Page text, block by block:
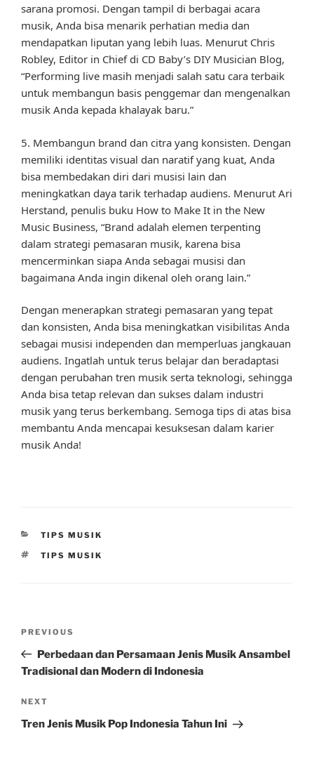
sarana promosi. Dengan tampil di berbagai acara
musik, Anda bisa menarik perhatian media dan
mendapatkan liputan yang lebih luas. Menurut Chris
Robley, Editor in Chief di CD Baby’s DIY Musician Blog,
“Performing live masih menjadi salah satu cara terbaik
untuk membangun basis penggemar dan mengenalkan
musik Anda kepada khalayak baru.”
5. Membangun brand dan citra yang konsisten. Dengan
memiliki identitas visual dan naratif yang kuat, Anda
bisa membedakan diri dari musisi lain dan
meningkatkan daya tarik terhadap audiens. Menurut Ari
Herstand, penulis buku How to Make It in the New
Music Business, “Brand adalah elemen terpenting
dalam strategi pemasaran musik, karena bisa
mencerminkan siapa Anda sebagai musisi dan
bagaimana Anda ingin dikenal oleh orang lain.”
Dengan menerapkan strategi pemasaran yang tepat
dan konsisten, Anda bisa meningkatkan visibilitas Anda
sebagai musisi independen dan memperluas jangkauan
audiens. Ingatlah untuk terus belajar dan beradaptasi
dengan perubahan tren musik serta teknologi, sehingga
Anda bisa tetap relevan dan sukses dalam industri
musik yang terus berkembang. Semoga tips di atas bisa
membantu Anda mencapai kesuksesan dalam karier
musik Anda!
CATEGORIES
TIPS MUSIK
TAGS
TIPS MUSIK
Previous
Post
PREVIOUS
Perbedaan dan Persamaan Jenis Musik Ansambel
Tradisional dan Modern di Indonesia
Next
Post
NEXT
Tren Jenis Musik Pop Indonesia Tahun Ini